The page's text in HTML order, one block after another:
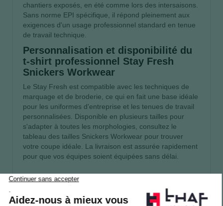
chantiers exposés, en été comme lors des intersaisons.
Sans norme EPI spécifique, il répond pleinement aux
exigences d'un usage professionnel standard en tenue
de travail technique.
Personnalisation et disponibilité du
t-shirt professionnel Stay Fresh
Snickers Workwear
Le Stay Fresh est compatible avec les techniques de
marquage et de broderie, ce qui en fait une base idéale
pour les uniformes d'entreprise et les tenues de travail
personnalisées. Disponible en plusieurs tailles pour
s'adapter à toutes les morphologies, consultez le
tableau des tailles Snickers Workwear pour trouver
votre coupe idéale. La livraison est assurée rapidement
pour que vos équipes soient équipées sans délai.